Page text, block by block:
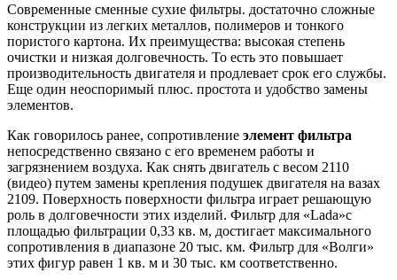
Современные сменные сухие фильтры. достаточно сложные
конструкции из легких металлов, полимеров и тонкого
пористого картона. Их преимущества: высокая степень
очистки и низкая долговечность. То есть это повышает
производительность двигателя и продлевает срок его службы.
Еще один неоспоримый плюс. простота и удобство замены
элементов.
Как говорилось ранее, сопротивление элемент фильтра
непосредственно связано с его временем работы и
загрязнением воздуха. Как снять двигатель с весом 2110
(видео) путем замены крепления подушек двигателя на вазах
2109. Поверхность поверхности фильтра играет решающую
роль в долговечности этих изделий. Фильтр для «Lada»с
площадью фильтрации 0,33 кв. м, достигает максимального
сопротивления в диапазоне 20 тыс. км. Фильтр для «Волги»
этих фигур равен 1 кв. м и 30 тыс. км соответственно.